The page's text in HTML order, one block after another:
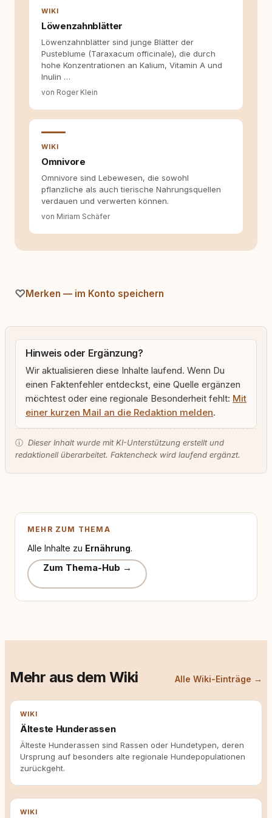
Welche Themen sind relevant? Welche
Fragen stehen dahinter? Und wie lassen sich
Inhalte so aufbereiten, dass sie verständlich,
fundiert und für unsere Leser wirklich
hilfreich sind? Ich glaube, dass Emotionen
allein nicht ausreichen. Gute Entscheidungen
entstehen dort, wo Information,
Selbstreflexion und Bereitschaft zum
Texten möchte ich genau dazu beitragen.
WIKI
Löwenzahnblätter
Löwenzahnblätter sind junge Blätter der
Pusteblume (Taraxacum officinale), die durch
hohe Konzentrationen an Kalium, Vitamin A und
Inulin …
von Roger Klein
WIKI
Omnivore
Omnivore sind Lebewesen, die sowohl
pflanzliche als auch tierische Nahrungsquellen
verdauen und verwerten können.
von Miriam Schäfer
Merken — im Konto speichern
Hinweis oder Ergänzung?
Wir aktualisieren diese Inhalte laufend. Wenn Du
einen Faktenfehler entdeckst, eine Quelle ergänzen
möchtest oder eine regionale Besonderheit fehlt: Mit
einer kurzen Mail an die Redaktion melden.
ⓘ Dieser Inhalt wurde mit KI-Unterstützung erstellt und
redaktionell überarbeitet. Faktencheck wird laufend ergänzt.
MEHR ZUM THEMA
Alle Inhalte zu Ernährung.
Zum Thema-Hub →
Mehr aus dem Wiki Alle Wiki-Einträge →
WIKI
Älteste Hunderassen
Älteste Hunderassen sind Rassen oder Hundetypen, deren
Ursprung auf besonders alte regionale Hundepopulationen
zurückgeht.
WIKI